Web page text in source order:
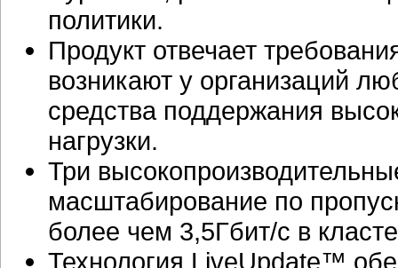
политики.
Продукт отвечает
возникают у организаций
средства поддержания
нагрузки.
Три
масштабирование по
более чем 3,5Гбит/с в
Технология LiveUpdate™